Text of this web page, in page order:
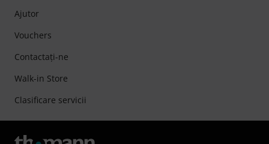
Ajutor
Vouchers
Contactaţi-ne
Walk-in Store
Clasificare servicii